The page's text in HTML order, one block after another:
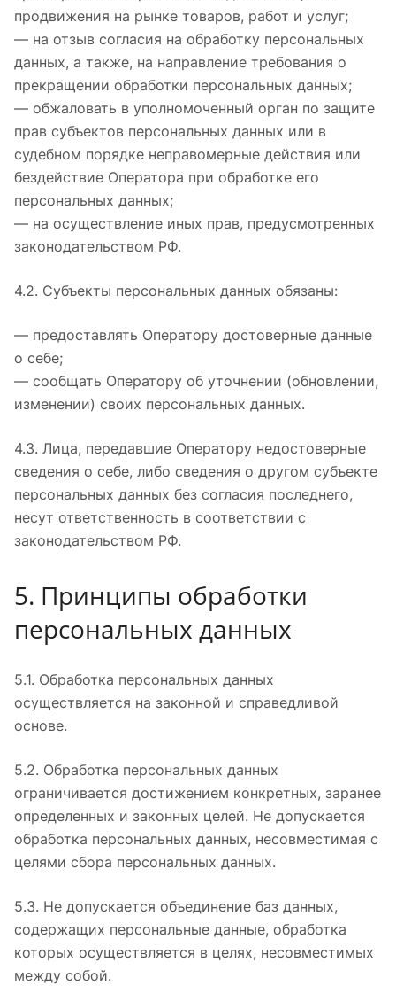
продвижения на рынке товаров, работ и услуг;
— на отзыв согласия на обработку персональных
данных, а также, на направление требования о
прекращении обработки персональных данных;
— обжаловать в уполномоченный орган по защите
прав субъектов персональных данных или в
судебном порядке неправомерные действия или
бездействие Оператора при обработке его
персональных данных;
— на осуществление иных прав, предусмотренных
законодательством РФ.
4.2. Субъекты персональных данных обязаны:
— предоставлять Оператору достоверные данные
о себе;
— сообщать Оператору об уточнении (обновлении,
изменении) своих персональных данных.
4.3. Лица, передавшие Оператору недостоверные
сведения о себе, либо сведения о другом субъекте
персональных данных без согласия последнего,
несут ответственность в соответствии с
законодательством РФ.
5. Принципы обработки
персональных данных
5.1. Обработка персональных данных
осуществляется на законной и справедливой
основе.
5.2. Обработка персональных данных
ограничивается достижением конкретных, заранее
определенных и законных целей. Не допускается
обработка персональных данных, несовместимая с
целями сбора персональных данных.
5.3. Не допускается объединение баз данных,
содержащих персональные данные, обработка
которых осуществляется в целях, несовместимых
между собой.